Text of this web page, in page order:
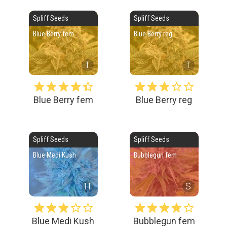
Spliff Seeds
Blue Berry fem
I
Blue Berry fem
Spliff Seeds
Blue Berry reg
I
Blue Berry reg
Spliff Seeds
Blue Medi Kush
H
Blue Medi Kush
Spliff Seeds
Bubblegun fem
S
Bubblegun fem